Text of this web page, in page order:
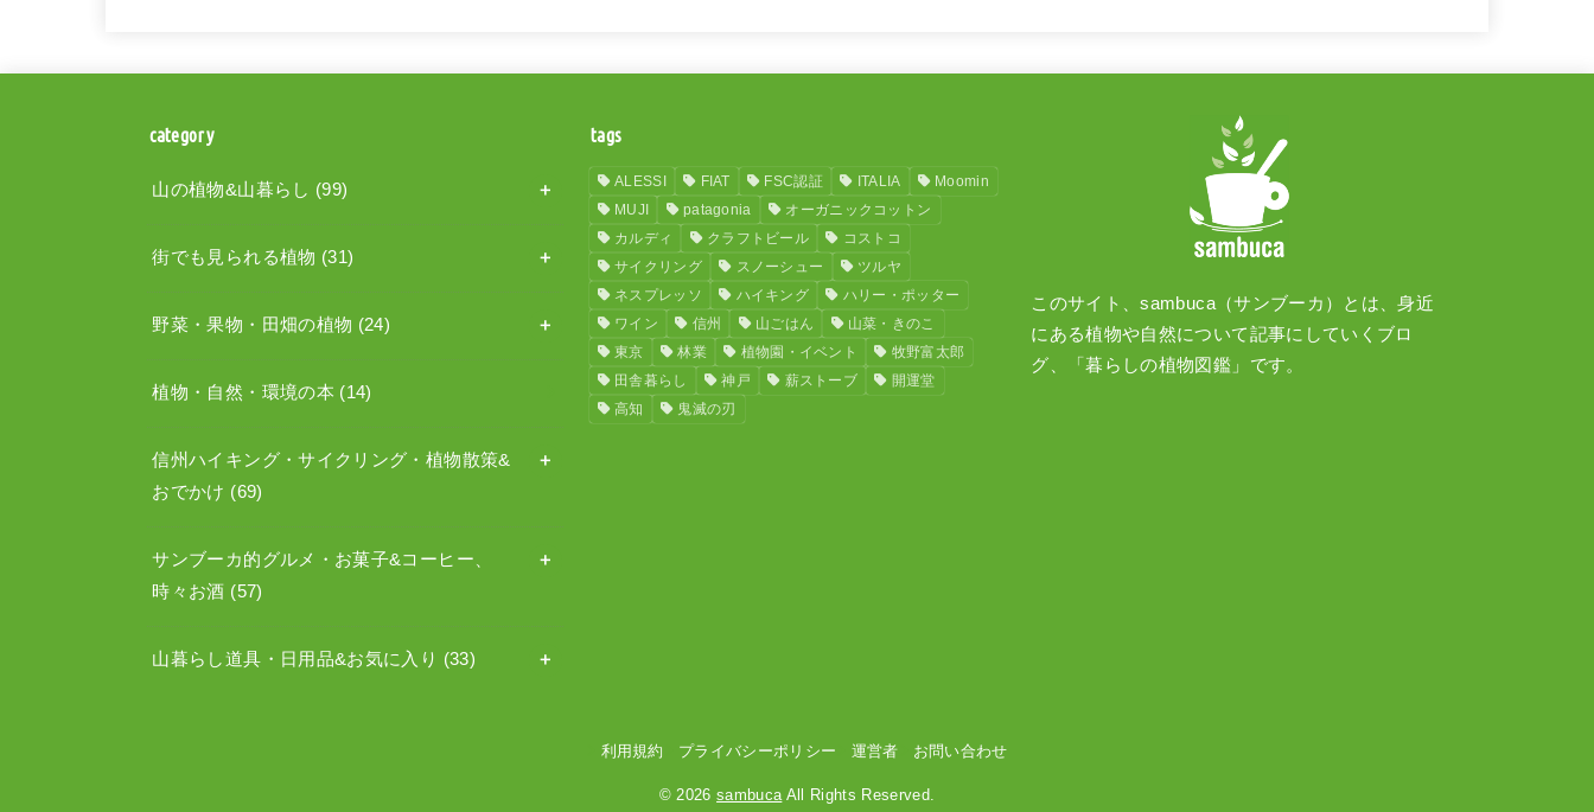
category
山の植物&山暮らし (99)
街でも見られる植物 (31)
野菜・果物・田畑の植物 (24)
植物・自然・環境の本 (14)
信州ハイキング・サイクリング・植物散策&
おでかけ (69)
サンブーカ的グルメ・お菓子&コーヒー、
時々お酒 (57)
山暮らし道具・日用品&お気に入り (33)
tags
ALESSI FIAT FSC認証 ITALIA
Moomin
MUJI
patagonia
オーガニックコットン
カルディ
クラフトビール
コストコ
サイクリング
スノーシュー
ツルヤ
ネスプレッソ
ハイキング
ハリー・ポッター
ワイン
信州 山ごはん
山菜・きのこ
東京
林業 植物園・イベント
牧野富太郎
田舎暮らし
神戸 薪ストーブ
開運堂
高知
鬼滅の刃
このサイト、sambuca（サンブーカ）とは、身近
にある植物や自然について記事にしていくブロ
グ、「暮らしの植物図鑑」です。
利用規約 プライバシーポリシー 運営者 お問い合わせ
© 2026sambuca All Rights Reserved.